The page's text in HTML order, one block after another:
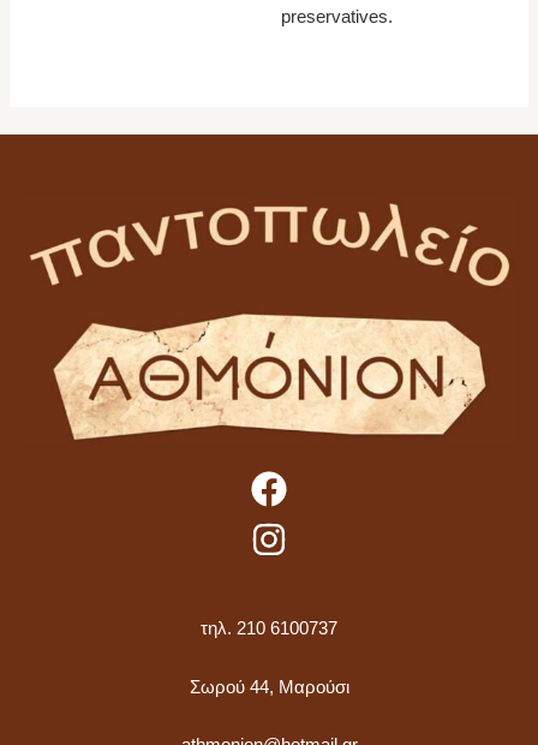
preservatives.
τηλ. 210 6100737
Σωρού 44, Μαρούσι